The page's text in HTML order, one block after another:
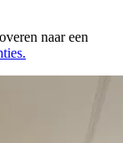
naar een